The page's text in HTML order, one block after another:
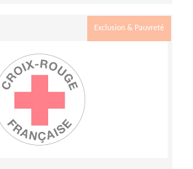
Exclusion & Pauvreté